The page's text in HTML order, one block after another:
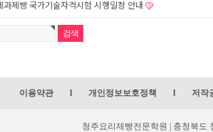
과제빵 국가기술자격시험 시행일정 안내
이용약관 l 개인정보보호정책 l 저작
청주요리제빵전문학원 | 충청북도